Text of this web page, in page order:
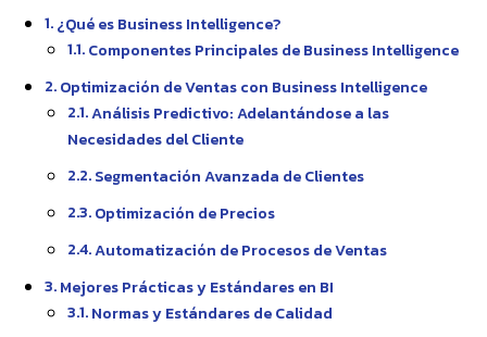
¿Qué es Business Intelligence?
Componentes Principales de Business Intelligence
Optimización de Ventas con Business Intelligence
Análisis Predictivo: Adelantándose a las
Necesidades del Cliente
Segmentación Avanzada de Clientes
Optimización de Precios
Automatización de Procesos de Ventas
Mejores Prácticas y Estándares en BI
Normas y Estándares de Calidad